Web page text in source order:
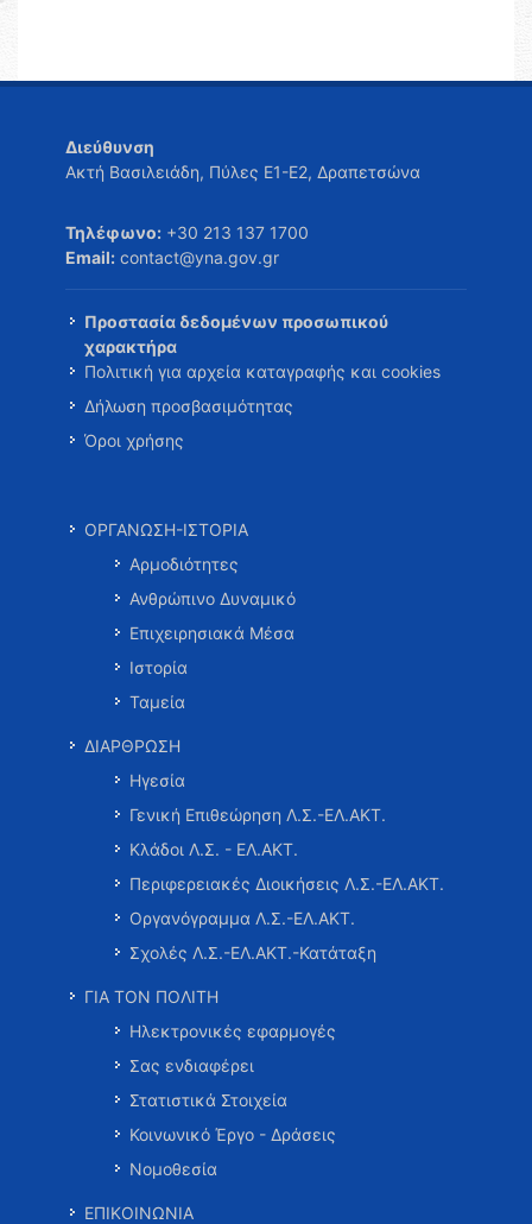
Διεύθυνση
Ακτή Βασιλειάδη, Πύλες Ε1-Ε2, Δραπετσώνα
Τηλέφωνο: +30 213 137 1700
Email: contact@yna.gov.gr
Προστασία δεδομένων προσωπικού
χαρακτήρα
Πολιτική για αρχεία καταγραφής και cookies
Δήλωση προσβασιμότητας
Όροι χρήσης
ΟΡΓΑΝΩΣΗ-ΙΣΤΟΡΙΑ
Αρμοδιότητες
Ανθρώπινο Δυναμικό
Επιχειρησιακά Μέσα
Ιστορία
Ταμεία
ΔΙΑΡΘΡΩΣΗ
Ηγεσία
Γενική Επιθεώρηση Λ.Σ.-ΕΛ.ΑΚΤ.
Κλάδοι Λ.Σ. - ΕΛ.ΑΚΤ.
Περιφερειακές Διοικήσεις Λ.Σ.-ΕΛ.ΑΚΤ.
Οργανόγραμμα Λ.Σ.-ΕΛ.ΑΚΤ.
Σχολές Λ.Σ.-ΕΛ.ΑΚΤ.-Κατάταξη
ΓΙΑ ΤΟΝ ΠΟΛΙΤΗ
Ηλεκτρονικές εφαρμογές
Σας ενδιαφέρει
Στατιστικά Στοιχεία
Κοινωνικό Έργο - Δράσεις
Νομοθεσία
ΕΠΙΚΟΙΝΩΝΙΑ